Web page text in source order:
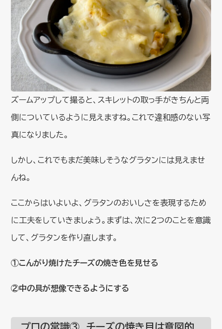
ズームアップして撮ると、スキレットの取っ手がきちんと両
側についているように見えますね。これで違和感のない写
真になりました。
しかし、これでもまだ美味しそうなグラタンには見えませ
んね。
ここからはいよいよ、グラタンのおいしさを表現するため
に工夫をしていきましょう。まずは、次に２つのことを意識
して、グラタンを作り直します。
①こんがり焼けたチーズの焼き色を見せる
②中の具が想像できるようにする
プロの常識③ チーズの焼き目は意図的